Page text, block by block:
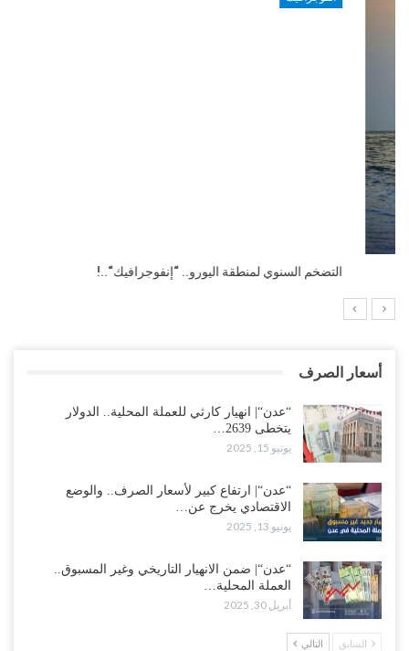
التضخم السنوي لمنطقة اليورو.. “إنفوجرافيك“..!
أسعار الصرف
“عدن“| انهيار كارثي للعملة المحلية.. الدولار
يتخطى 2639…
يونيو 15, 2025
“عدن“| ارتفاع كبير لأسعار الصرف.. والوضع
الاقتصادي يخرج عن…
يونيو 13, 2025
“عدن“| ضمن الانهيار التاريخي وغير المسبوق..
العملة المحلية…
أبريل 30, 2025
السابق التالي